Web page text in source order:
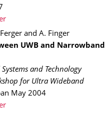
and A. Finger
UWB and Narrowband
and Technology
for Ultra Wideband
May 2004